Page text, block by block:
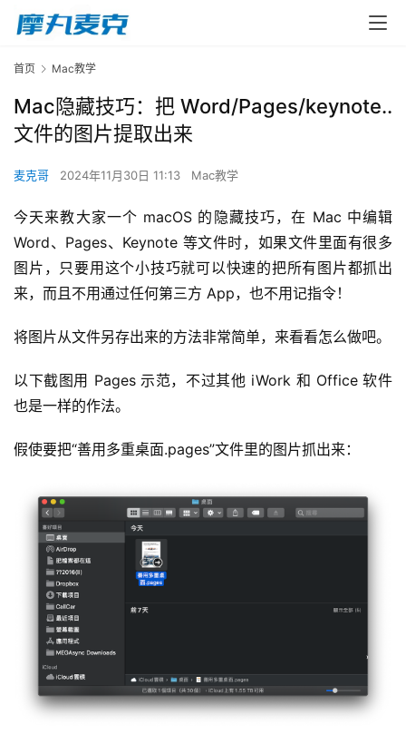
首页 Mac教学
Mac隐藏技巧：把 Word/Pages/keynote..
文件的图片提取出来
麦克哥 2024年11月30日 11:13 Mac教学
今天来教大家一个 macOS 的隐藏技巧，在 Mac 中编辑
Word、Pages、Keynote 等文件时，如果文件里面有很多
图片，只要用这个小技巧就可以快速的把所有图片都抓出
来，而且不用通过任何第三方 App，也不用记指令！
将图片从文件另存出来的方法非常简单，来看看怎么做吧。
以下截图用 Pages 示范，不过其他 iWork 和 Office 软件
也是一样的作法。
假使要把“善用多重桌面.pages”文件里的图片抓出来：